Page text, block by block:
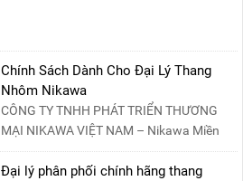
Chính Sách Dành Cho Đại Lý Thang
Nhôm Nikawa
CÔNG TY TNHH PHÁT TRIỂN THƯƠNG
MẠI NIKAWA VIỆT NAM – Nikawa Miền
Bắc: Số 19, Đường Trung ....
Đại lý phân phối chính hãng thang